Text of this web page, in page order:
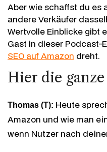
Aber wie schaffst du es
andere Verkäufer
Wertvolle Einblicke gibt
Gast in dieser Podcast-
SEO auf Amazon dreht.
Hier die
Thomas (T): Heute
Amazon und wie man
wenn Nutzer nach